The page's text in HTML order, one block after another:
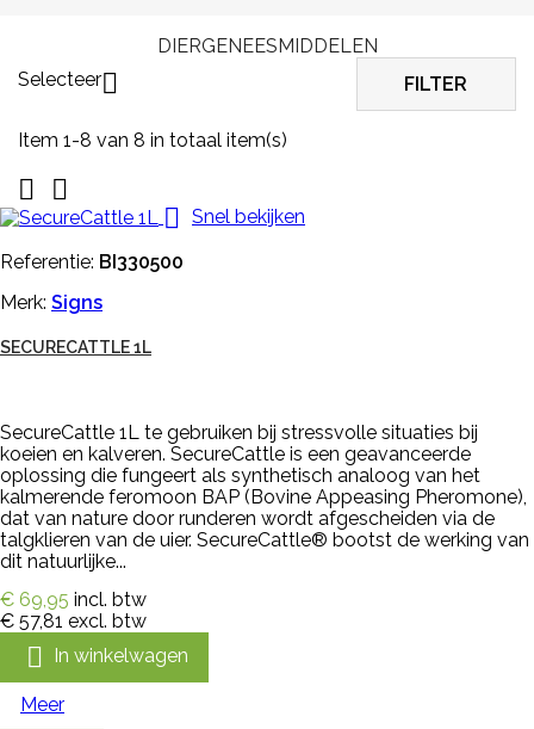
DIERGENEESMIDDELEN
Selecteer FILTER
Item 1-8 van 8 in totaal item(s)


 Snel bekijken
Referentie: BI330500
Merk: Signs
SECURECATTLE 1L
SecureCattle 1L te gebruiken bij stressvolle situaties bij
koeien en kalveren. SecureCattle is een geavanceerde
oplossing die fungeert als synthetisch analoog van het
kalmerende feromoon BAP (Bovine Appeasing Pheromone),
dat van nature door runderen wordt afgescheiden via de
talgklieren van de uier. SecureCattle® bootst de werking van
dit natuurlijke...
€ 69,95 incl. btw
€ 57,81 excl. btw
 In winkelwagen
Meer